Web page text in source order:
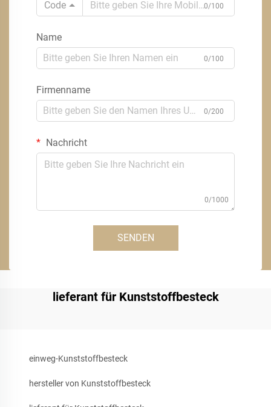
Code
0/100
Name
0/100
Firmenname
0/200
Nachricht
0/1000
SENDEN
lieferant für Kunststoffbesteck
einweg-Kunststoffbesteck
hersteller von Kunststoffbesteck